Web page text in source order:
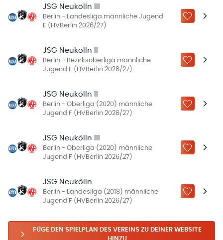
JSG Neukölln III
Berlin - Landesliga männliche Jugend
E (HVBerlin 2026/27)
ZU „MEINE
JSG Neukölln II
Berlin - Bezirksoberliga männliche
Jugend E (HVBerlin 2026/27)
ZU „MEINE
JSG Neukölln II
Berlin - Oberliga (2020) männliche
Jugend F (HVBerlin 2026/27)
ZU „MEINE
JSG Neukölln III
Berlin - Oberliga (2020) männliche
Jugend F (HVBerlin 2026/27)
ZU „MEINE
JSG Neukölln
Berlin - Landesliga (2018) männliche
Jugend F (HVBerlin 2026/27)
ZU „MEINE
FÜGE DEN SPIELPLAN DES VEREINS ZU DEINER WEBSITE
HINZU